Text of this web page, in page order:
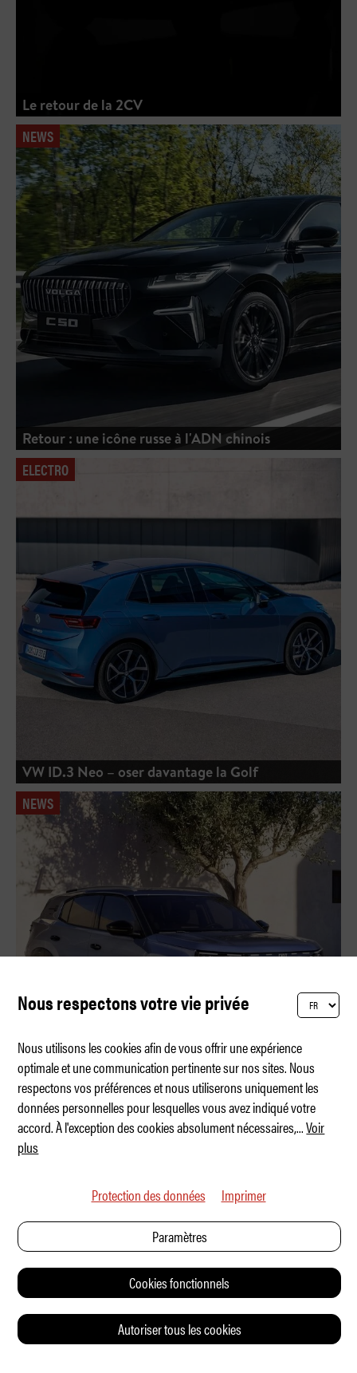
Le retour de la 2CV
NEWS
Retour : une icône russe à l'ADN chinois
ELECTRO
VW ID.3 Neo – oser davantage la Golf
NEWS
Le nouvel ours brun de Fiat
Nous respectons votre vie privée
Nous utilisons les cookies afin de vous offrir une expérience
optimale et une communication pertinente sur nos sites. Nous
respectons vos préférences et nous utiliserons uniquement les
données personnelles pour lesquelles vous avez indiqué votre
accord. À l'exception des cookies absolument nécessaires,...Voir
plus
Protection des données Imprimer
Paramètres
Cookies fonctionnels
Autoriser tous les cookies